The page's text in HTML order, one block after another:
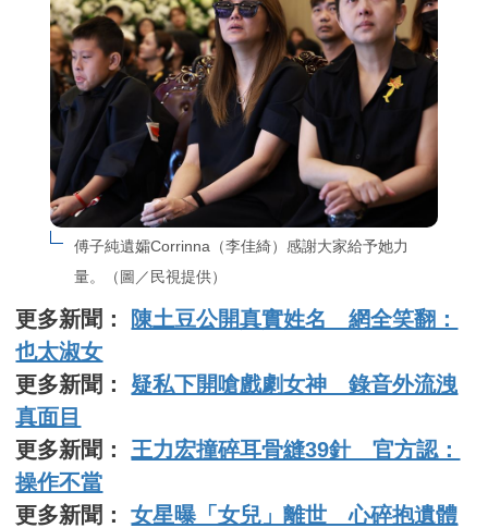
傅子純遺孀Corrinna（李佳綺）感謝大家給予她力
量。（圖／民視提供）
更多新聞：
陳土豆公開真實姓名 網全笑翻：
也太淑女
更多新聞： 疑私下開嗆戲劇女神 錄音外流洩
真面目
更多新聞： 王力宏撞碎耳骨縫39針 官方認：
操作不當
更多新聞：女星曝「女兒」離世 心碎抱遺體